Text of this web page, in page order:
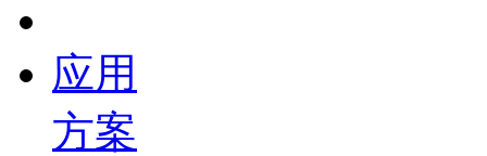
应用
方案